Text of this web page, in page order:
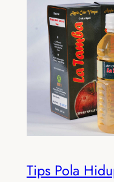
Tips Pola